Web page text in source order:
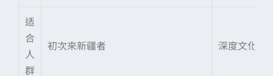
适
合
人
群
初次來新疆者 深度文化探